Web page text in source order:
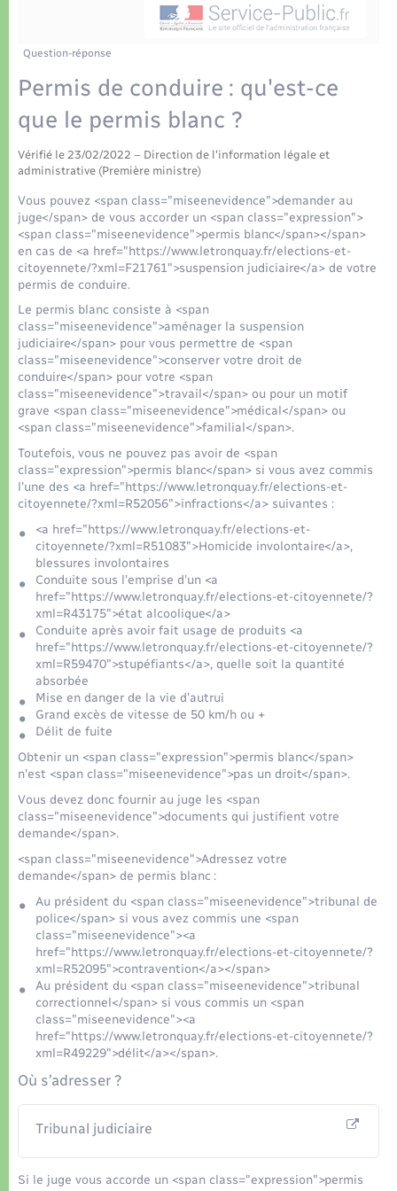
Eau - Assainissement
Transports
Logement - Urbanisme
Loisirs
Seniors
Nouvel habitant
Numérique
Organisation d’événement
Sécurité - Prévention
Commerces - Entreprises - Emploi
Voirie et espace public
Travaux - Autorisation d’occupation de l’espace
Plan interactif
Présentation de la commune
Question-réponse
Permis de conduire : qu'est-ce
que le permis blanc ?
Vérifié le 23/02/2022 – Direction de l'information légale et
administrative (Première ministre)
Vous pouvez <span class="miseenevidence">demander au
juge</span> de vous accorder un <span class="expression">
<span class="miseenevidence">permis blanc</span></span>
en cas de <a href="https://www.letronquay.fr/elections-et-
citoyennete/?xml=F21761">suspension judiciaire</a> de votre
permis de conduire.
Le permis blanc consiste à <span
class="miseenevidence">aménager la suspension
judiciaire</span> pour vous permettre de <span
class="miseenevidence">conserver votre droit de
conduire</span> pour votre <span
class="miseenevidence">travail</span> ou pour un motif
grave <span class="miseenevidence">médical</span> ou
<span class="miseenevidence">familial</span>.
Toutefois, vous ne pouvez pas avoir de <span
class="expression">permis blanc</span> si vous avez commis
l'une des <a href="https://www.letronquay.fr/elections-et-
citoyennete/?xml=R52056">infractions</a> suivantes :
<a href="https://www.letronquay.fr/elections-et-
citoyennete/?xml=R51083">Homicide involontaire</a>,
blessures involontaires
Conduite sous l'emprise d'un <a
href="https://www.letronquay.fr/elections-et-citoyennete/?
xml=R43175">état alcoolique</a>
Conduite après avoir fait usage de produits <a
href="https://www.letronquay.fr/elections-et-citoyennete/?
xml=R59470">stupéfiants</a>, quelle soit la quantité
absorbée
Mise en danger de la vie d'autrui
Grand excès de vitesse de 50 km/h ou +
Délit de fuite
Obtenir un <span class="expression">permis blanc</span>
n'est <span class="miseenevidence">pas un droit</span>.
Vous devez donc fournir au juge les <span
class="miseenevidence">documents qui justifient votre
demande</span>.
<span class="miseenevidence">Adressez votre
demande</span> de permis blanc :
Au président du <span class="miseenevidence">tribunal de
police</span> si vous avez commis une <span
class="miseenevidence"><a
href="https://www.letronquay.fr/elections-et-citoyennete/?
xml=R52095">contravention</a></span>
Au président du <span class="miseenevidence">tribunal
correctionnel</span> si vous commis un <span
class="miseenevidence"><a
href="https://www.letronquay.fr/elections-et-citoyennete/?
xml=R49229">délit</a></span>.
Où s’adresser ?
Tribunal judiciaire
Si le juge vous accorde un <span class="expression">permis